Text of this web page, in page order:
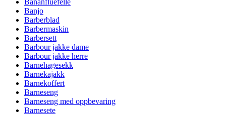
Bananfluefelle
Banjo
Barberblad
Barbermaskin
Barbersett
Barbour jakke dame
Barbour jakke herre
Barnehagesekk
Barnekajakk
Barnekoffert
Barneseng
Barneseng med oppbevaring
Barnesete